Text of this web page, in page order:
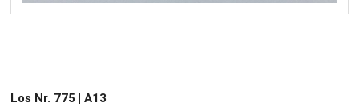
Los Nr. 775 | A13